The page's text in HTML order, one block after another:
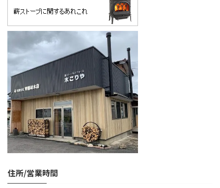
住所/営業時間